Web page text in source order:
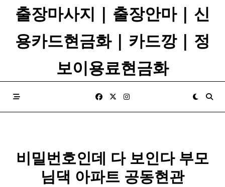
출장마사지 | 출장안마 | 신
용카드현금화 | 카드깡 | 정
보이용료현금화
비밀번호인데 다 보인다 부모
님댁 아파트 공동현관